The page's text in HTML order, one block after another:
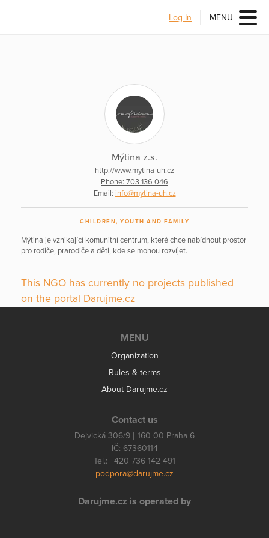
Log In MENU
Mýtina z.s.
http://www.mytina-uh.cz
Phone: 703 136 046
Email: info@mytina-uh.cz
CHILDREN, YOUTH AND FAMILY
Mýtina je vznikající komunitní centrum, které chce nabídnout prostor
pro rodiče, prarodiče a děti, kde se mohou rozvíjet.
This NGO has currently no projects published
on the portal Darujme.cz
MENU
Organization
Rules & terms
About Darujme.cz
Contact us
Dejvická 306/9 | 160 00 Praha 6
IČ: 67360114
Tel.: +420 736 142 491
podpora@darujme.cz
Darujme.cz is operated by